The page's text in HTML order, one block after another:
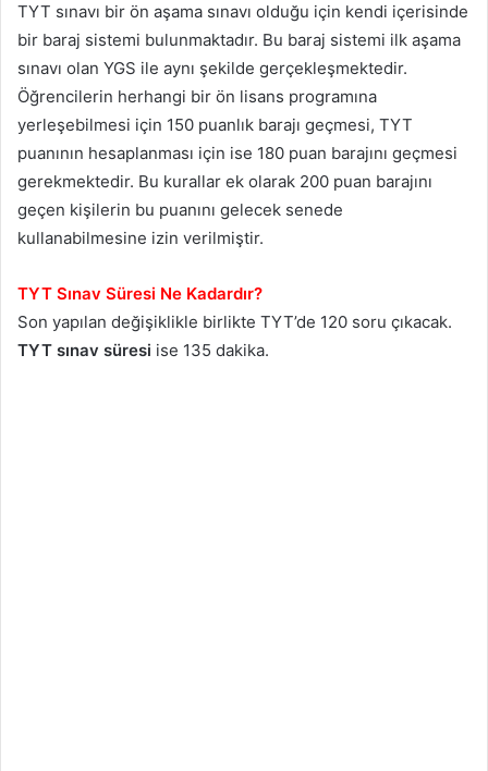
TYT sınavı bir ön aşama sınavı olduğu için kendi içerisinde
bir baraj sistemi bulunmaktadır. Bu baraj sistemi ilk aşama
sınavı olan YGS ile aynı şekilde gerçekleşmektedir.
Öğrencilerin herhangi bir ön lisans programına
yerleşebilmesi için 150 puanlık barajı geçmesi, TYT
puanının hesaplanması için ise 180 puan barajını geçmesi
gerekmektedir. Bu kurallar ek olarak 200 puan barajını
geçen kişilerin bu puanını gelecek senede
kullanabilmesine izin verilmiştir.
TYT Sınav Süresi Ne Kadardır?
Son yapılan değişiklikle birlikte TYT’de 120 soru çıkacak.
TYT sınav süresi ise 135 dakika.